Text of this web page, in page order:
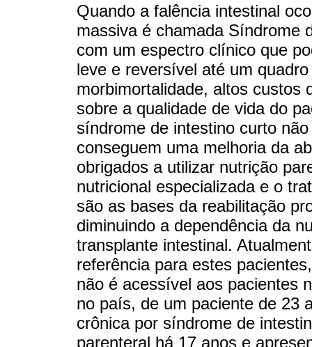
Quando a falência intestinal
massiva é chamada Síndrome
com um espectro clínico que
leve e reversível até um
morbimortalidade, altos custos
sobre a qualidade de vida do
síndrome de intestino curto
conseguem uma melhoria da
obrigados a utilizar nutrição
nutricional especializada e o
são as bases da reabilitação
diminuindo a dependência da
transplante intestinal.
referência para estes
não é acessível aos pacientes
no país, de um paciente de 23
crônica por síndrome de
parenteral há 17 anos e